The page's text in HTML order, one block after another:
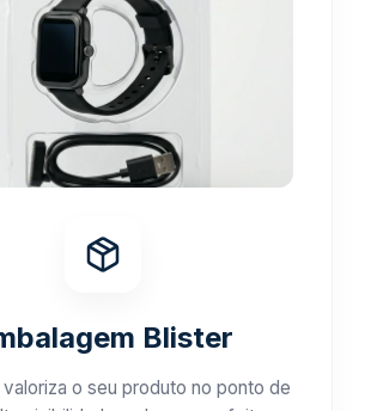
Blister
o seu produto no ponto de